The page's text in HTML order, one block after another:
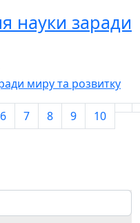
науки заради
миру та розвитку
6 7 8 9 10